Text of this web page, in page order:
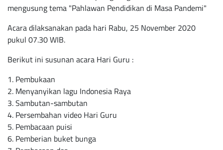
mengusung tema "Pahlawan Pendidikan di Masa Pandemi"
Acara dilaksanakan pada hari Rabu, 25 November 2020
pukul 07.30 WIB.
Berikut ini susunan acara Hari Guru :
1. Pembukaan
2. Menyanyikan lagu Indonesia Raya
3. Sambutan-sambutan
4. Persembahan video Hari Guru
5. Pembacaan puisi
6. Pemberian buket bunga